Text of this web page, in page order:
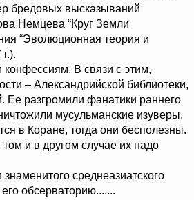
бредовых высказываний
Немцева “Круг Земли
“Эволюционная теория и
конфессиям. В связи с этим,
– Александрийской библиотеки,
Ее разгромили фанатики раннего
мусульманские изуверы.
в Коране, тогда они бесполезны.
и в другом случае их надо
среднеазиатского
обсерваторию.......